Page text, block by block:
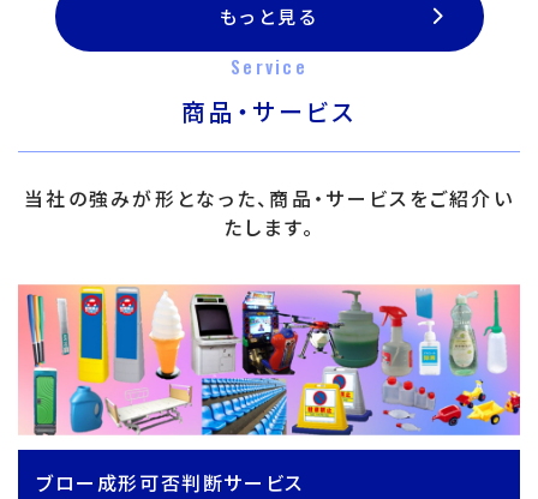
もっと見る
Service
商品・サービス
当社の強みが形となった、商品・サービスをご紹介い
たします。
ブロー成形可否判断サービス